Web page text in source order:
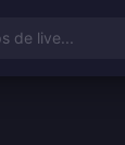
de live...